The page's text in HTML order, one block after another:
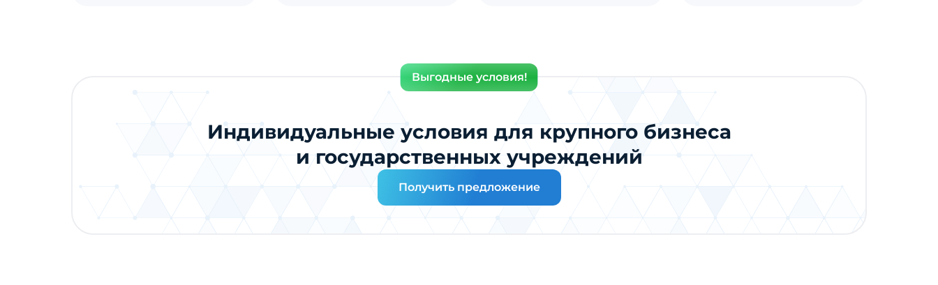
Выгодные условия!
Индивидуальные условия для крупного бизнеса
и государственных учреждений
Получить предложение